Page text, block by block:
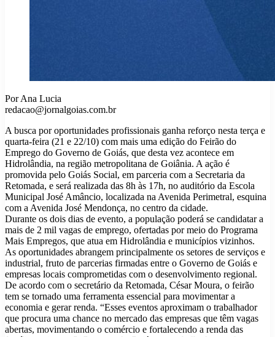
Por Ana Lucia
redacao@jornalgoias.com.br
A busca por oportunidades profissionais ganha reforço nesta terça e
quarta-feira (21 e 22/10) com mais uma edição do Feirão do
Emprego do Governo de Goiás, que desta vez acontece em
Hidrolândia, na região metropolitana de Goiânia. A ação é
promovida pelo Goiás Social, em parceria com a Secretaria da
Retomada, e será realizada das 8h às 17h, no auditório da Escola
Municipal José Amâncio, localizada na Avenida Perimetral, esquina
com a Avenida José Mendonça, no centro da cidade.
Durante os dois dias de evento, a população poderá se candidatar a
mais de 2 mil vagas de emprego, ofertadas por meio do Programa
Mais Empregos, que atua em Hidrolândia e municípios vizinhos.
As oportunidades abrangem principalmente os setores de serviços e
industrial, fruto de parcerias firmadas entre o Governo de Goiás e
empresas locais comprometidas com o desenvolvimento regional.
De acordo com o secretário da Retomada, César Moura, o feirão
tem se tornado uma ferramenta essencial para movimentar a
economia e gerar renda. “Esses eventos aproximam o trabalhador
que procura uma chance no mercado das empresas que têm vagas
abertas, movimentando o comércio e fortalecendo a renda das